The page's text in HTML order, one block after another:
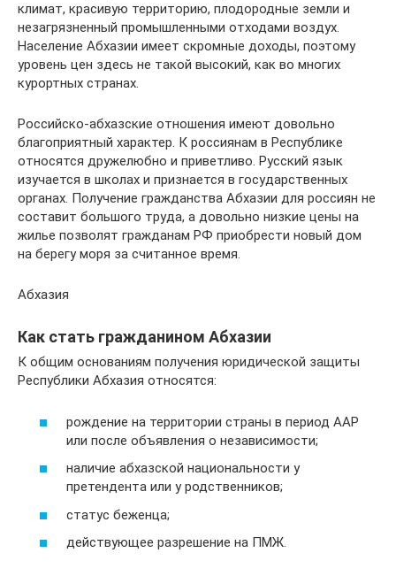
климат, красивую территорию, плодородные земли и
незагрязненный промышленными отходами воздух.
Население Абхазии имеет скромные доходы, поэтому
уровень цен здесь не такой высокий, как во многих
курортных странах.
Российско-абхазские отношения имеют довольно
благоприятный характер. К россиянам в Республике
относятся дружелюбно и приветливо. Русский язык
изучается в школах и признается в государственных
органах. Получение гражданства Абхазии для россиян не
составит большого труда, а довольно низкие цены на
жилье позволят гражданам РФ приобрести новый дом
на берегу моря за считанное время.
Абхазия
Как стать гражданином Абхазии
К общим основаниям получения юридической защиты
Республики Абхазия относятся:
рождение на территории страны в период ААР
или после объявления о независимости;
наличие абхазской национальности у
претендента или у родственников;
статус беженца;
действующее разрешение на ПМЖ.